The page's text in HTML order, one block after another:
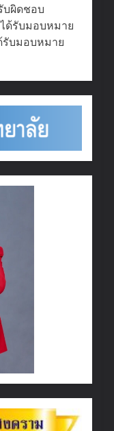
บผิดชอบ
ด้รับมอบหมาย
บมอบหมาย